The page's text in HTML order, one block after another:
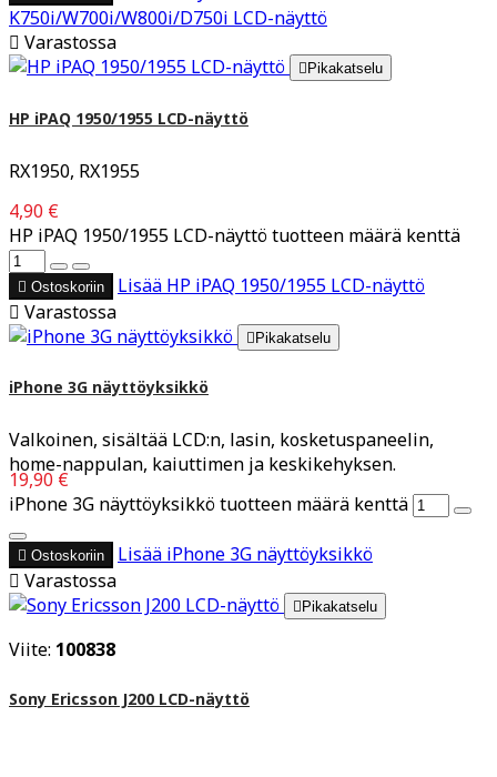
K750i/W700i/W800i/D750i LCD-näyttö
 Varastossa
 Pikakatselu
HP iPAQ 1950/1955 LCD-näyttö
RX1950, RX1955
4,90 €
HP iPAQ 1950/1955 LCD-näyttö tuotteen määrä kenttä
 Ostoskoriin Lisää HP iPAQ 1950/1955 LCD-näyttö
 Varastossa
Pikakatselu
iPhone 3G näyttöyksikkö
Valkoinen, sisältää LCD:n, lasin, kosketuspaneelin,
home-nappulan, kaiuttimen ja keskikehyksen.
19,90 €
iPhone 3G näyttöyksikkö tuotteen määrä kenttä
 Ostoskoriin Lisää iPhone 3G näyttöyksikkö
 Varastossa
 Pikakatselu
Viite: 100838
Sony Ericsson J200 LCD-näyttö